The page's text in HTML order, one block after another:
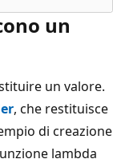
un
un valore.
, che restituisce
di creazione
lambda